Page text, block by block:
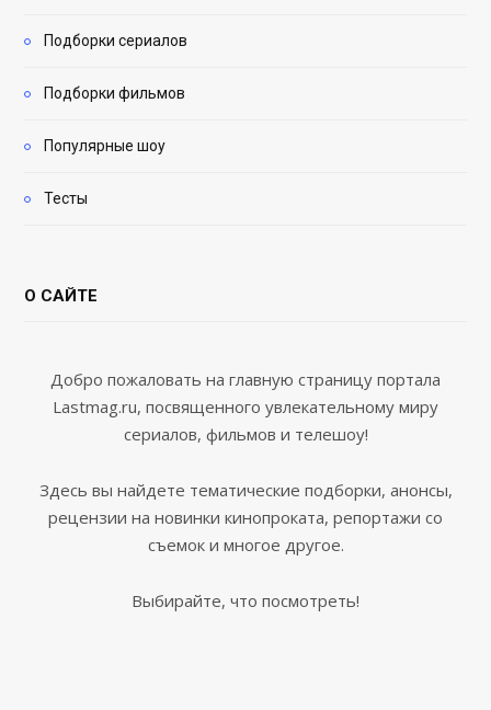
Подборки сериалов
Подборки фильмов
Популярные шоу
Тесты
О САЙТЕ
Добро пожаловать на главную страницу портала
Lastmag.ru, посвященного увлекательному миру
сериалов, фильмов и телешоу!
Здесь вы найдете тематические подборки, анонсы,
рецензии на новинки кинопроката, репортажи со
съемок и многое другое.
Выбирайте, что посмотреть!